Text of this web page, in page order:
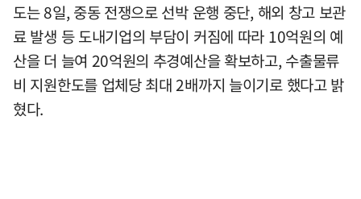
도는 8일, 중동 전쟁으로 선박 운행 중단, 해외 창고 보관
료 발생 등 도내기업의 부담이 커짐에 따라 10억원의 예
산을 더 늘여 20억원의 추경예산을 확보하고, 수출물류
비 지원한도를 업체당 최대 2배까지 늘이기로 했다고 밝
혔다.